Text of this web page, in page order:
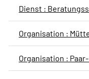
Dienst :
Organisation :
Organisation :